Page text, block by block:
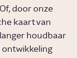
door onze
kaart van
houdbaar
ontwikkeling